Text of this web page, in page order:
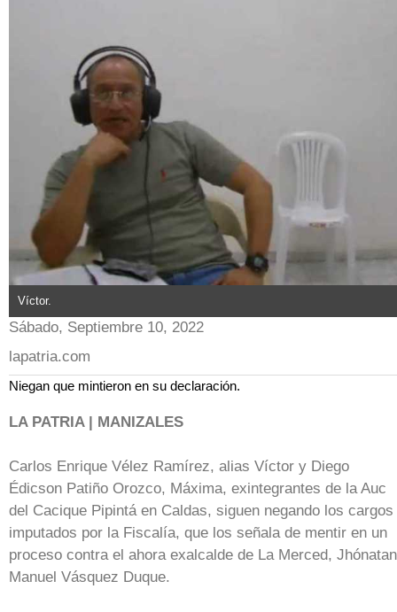
Víctor.
Sábado, Septiembre 10, 2022
lapatria.com
Niegan que mintieron en su declaración.
LA PATRIA | MANIZALES
Carlos Enrique Vélez Ramírez, alias Víctor y Diego
Édicson Patiño Orozco, Máxima, exintegrantes de la Auc
del Cacique Pipintá en Caldas, siguen negando los cargos
imputados por la Fiscalía, que los señala de mentir en un
proceso contra el ahora exalcalde de La Merced, Jhónatan
Manuel Vásquez Duque.